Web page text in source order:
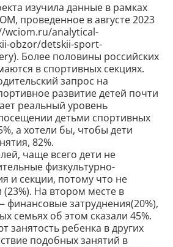
изучила данные в рамках
проведенное в августе 2023
wciom.ru/analytical-
obzor/detskii-sport-
Более половины российских
в спортивных секциях.
запрос на
развитие детей почти
реальный уровень
детьми спортивных
а хотели бы, чтобы дети
82%.
чаще всего дети не
физкультурно-
и секции, потому что не
На втором месте в
затруднения(20%),
семьях об этом сказали 45%.
занятость ребенка в других
подобных занятий в